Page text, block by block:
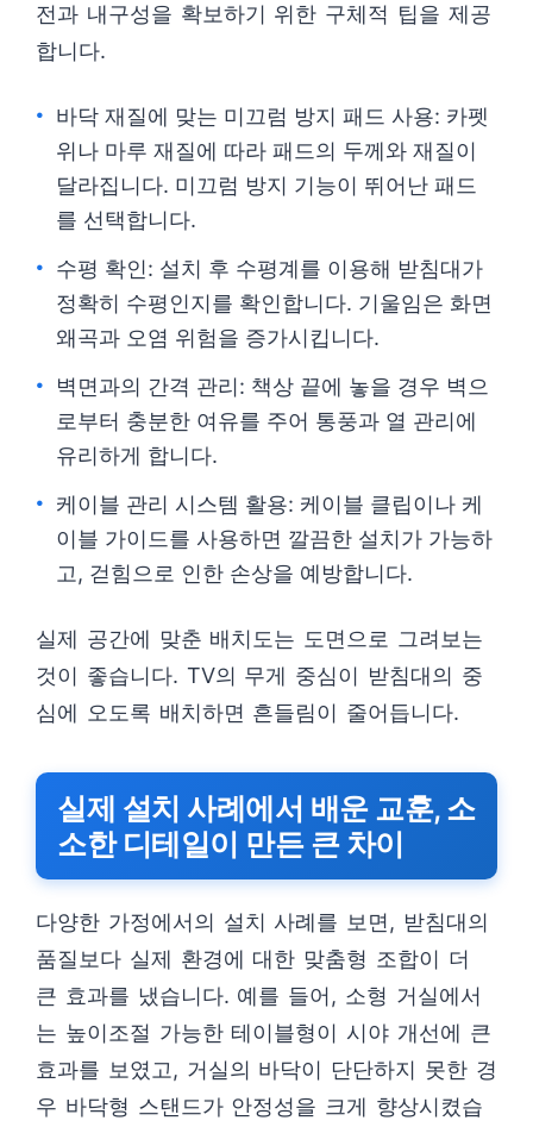
전과 내구성을 확보하기 위한 구체적 팁을 제공
합니다.
바닥 재질에 맞는 미끄럼 방지 패드 사용: 카펫
위나 마루 재질에 따라 패드의 두께와 재질이
달라집니다. 미끄럼 방지 기능이 뛰어난 패드
를 선택합니다.
수평 확인: 설치 후 수평계를 이용해 받침대가
정확히 수평인지를 확인합니다. 기울임은 화면
왜곡과 오염 위험을 증가시킵니다.
벽면과의 간격 관리: 책상 끝에 놓을 경우 벽으
로부터 충분한 여유를 주어 통풍과 열 관리에
유리하게 합니다.
케이블 관리 시스템 활용: 케이블 클립이나 케
이블 가이드를 사용하면 깔끔한 설치가 가능하
고, 걷힘으로 인한 손상을 예방합니다.
실제 공간에 맞춘 배치도는 도면으로 그려보는
것이 좋습니다. TV의 무게 중심이 받침대의 중
심에 오도록 배치하면 흔들림이 줄어듭니다.
실제 설치 사례에서 배운 교훈, 소
소한 디테일이 만든 큰 차이
다양한 가정에서의 설치 사례를 보면, 받침대의
품질보다 실제 환경에 대한 맞춤형 조합이 더
큰 효과를 냈습니다. 예를 들어, 소형 거실에서
는 높이조절 가능한 테이블형이 시야 개선에 큰
효과를 보였고, 거실의 바닥이 단단하지 못한 경
우 바닥형 스탠드가 안정성을 크게 향상시켰습